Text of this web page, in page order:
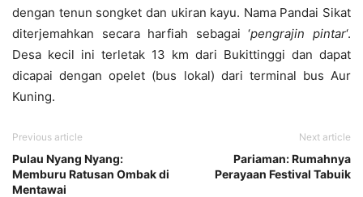
dengan tenun songket dan ukiran kayu. Nama Pandai Sikat
diterjemahkan secara harfiah sebagai ‘pengrajin pintar‘.
Desa kecil ini terletak 13 km dari Bukittinggi dan dapat
dicapai dengan opelet (bus lokal) dari terminal bus Aur
Kuning.
Previous article
Pulau Nyang Nyang:
Memburu Ratusan Ombak di
Mentawai
Next article
Pariaman: Rumahnya
Perayaan Festival Tabuik